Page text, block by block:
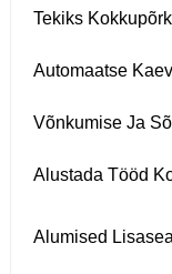
Tekiks
Automaatse
Võnkumise Ja
Alustada Tööd
Alumised